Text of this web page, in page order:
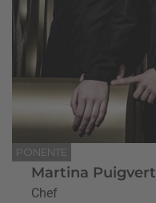
PONENTE
Martina Puigvert
Chef